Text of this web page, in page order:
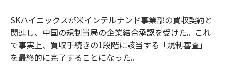
SKハイニックスが米インテルナンド事業部の買収契約と
関連し、中国の規制当局の企業結合承認を受けた。これ
で事実上、買収手続きの1段階に該当する「規制審査」
を最終的に完了することになった。